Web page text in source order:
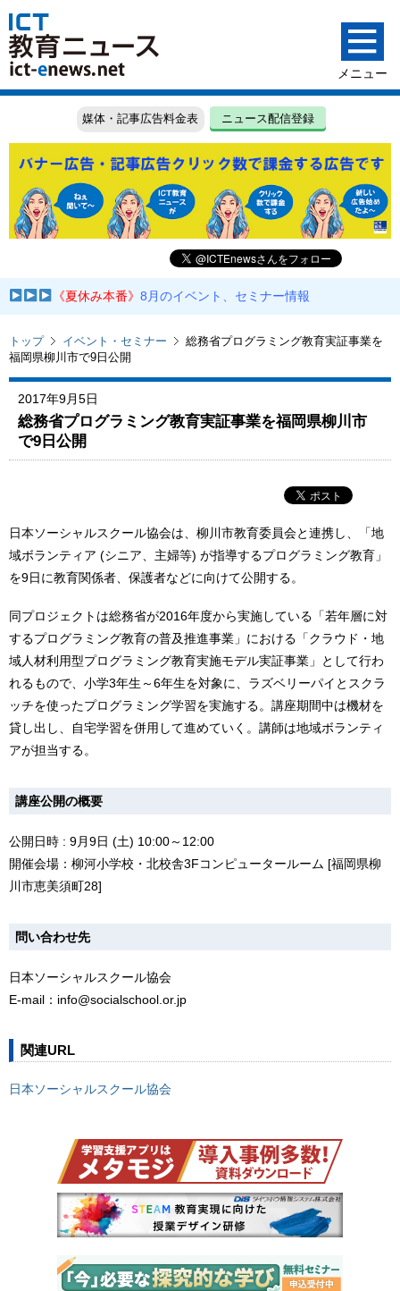
媒体・記事広告料金表 ニュース配信登録
《夏休み本番》8月のイベント、セミナー情報
トップ イベント・セミナー
総務省プログラミング教育実証事業を
福岡県柳川市で9日公開
2017年9月5日
総務省プログラミング教育実証事業を福岡県柳川市
で9日公開
日本ソーシャルスクール協会は、柳川市教育委員会と連携し、「地
域ボランティア (シニア、主婦等) が指導するプログラミング教育」
を9日に教育関係者、保護者などに向けて公開する。
同プロジェクトは総務省が2016年度から実施している「若年層に対
するプログラミング教育の普及推進事業」における「クラウド・地
域人材利用型プログラミング教育実施モデル実証事業」として行わ
れるもので、小学3年生～6年生を対象に、ラズベリーパイとスクラ
ッチを使ったプログラミング学習を実施する。講座期間中は機材を
貸し出し、自宅学習を併用して進めていく。講師は地域ボランティ
アが担当する。
講座公開の概要
公開日時 : 9月9日 (土) 10:00～12:00
開催会場：柳河小学校・北校舎3Fコンピュータールーム [福岡県柳
川市恵美須町28]
問い合わせ先
日本ソーシャルスクール協会
E-mail：info@socialschool.or.jp
関連URL
日本ソーシャルスクール協会